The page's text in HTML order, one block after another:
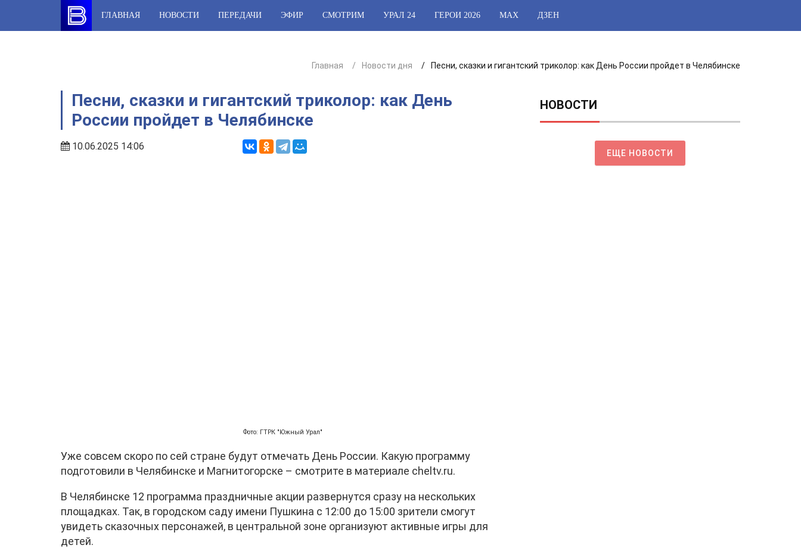
content
ГЛАВНАЯ НОВОСТИ ПЕРЕДАЧИ ЭФИР СМОТРИМ УРАЛ 24 ГЕРОИ 2026 МАХ ДЗЕН
Главная Новости дня Песни, сказки и гигантский триколор: как День России пройдет в Челябинске
Песни, сказки и гигантский триколор: как День
России пройдет в Челябинске
10.06.2025 14:06
Фото: ГТРК "Южный Урал"
Уже совсем скоро по сей стране будут отмечать День России. Какую программу
подготовили в Челябинске и Магнитогорске – смотрите в материале cheltv.ru.
В Челябинске 12 программа праздничные акции развернутся сразу на нескольких
площадках. Так, в городском саду имени Пушкина с 12:00 до 15:00 зрители смогут
увидеть сказочных персонажей, в центральной зоне организуют активные игры для
детей.
НОВОСТИ
ЕЩЕ НОВОСТИ